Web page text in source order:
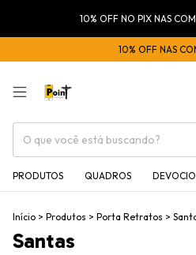
10% OFF NO PIX NAS
10% OFF NAS COMPRAS POR
PRODUTOS QUADROS
Início > Produtos > Porta Retratos >
Santas